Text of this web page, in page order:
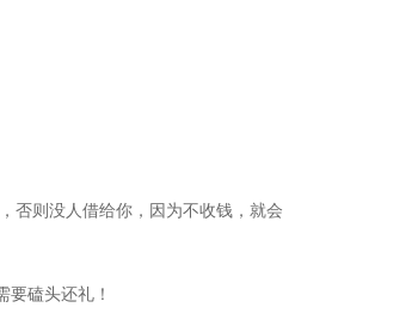
否则没人借给你，因为不收钱，就会
要磕头还礼！